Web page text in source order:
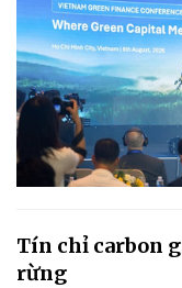
Tín chỉ carbon
rừng